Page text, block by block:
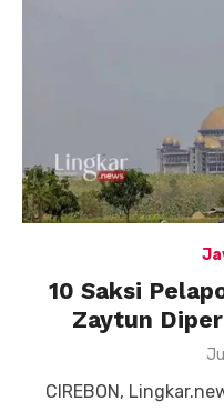
10 Saksi
Zaytun
CIREBON,